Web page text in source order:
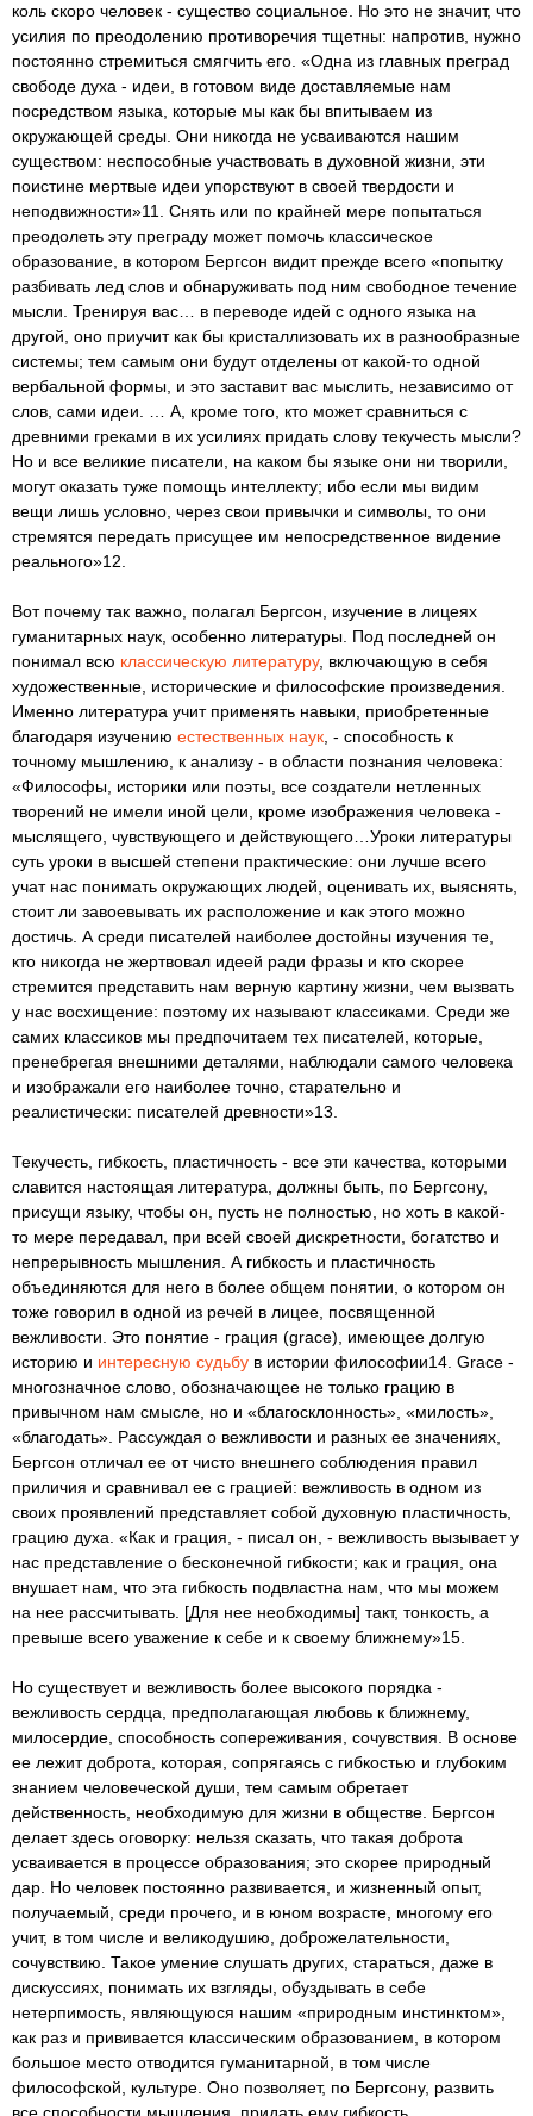
коль скоро человек - существо социальное. Но это не значит, что
усилия по преодолению противоречия тщетны: напротив, нужно
постоянно стремиться смягчить его. «Одна из главных преград
свободе духа - идеи, в готовом виде доставляемые нам
посредством языка, которые мы как бы впитываем из
окружающей среды. Они никогда не усваиваются нашим
существом: неспособные участвовать в духовной жизни, эти
поистине мертвые идеи упорствуют в своей твердости и
неподвижности»11. Снять или по крайней мере попытаться
преодолеть эту преграду может помочь классическое
образование, в котором Бергсон видит прежде всего «попытку
разбивать лед слов и обнаруживать под ним свободное течение
мысли. Тренируя вас… в переводе идей с одного языка на
другой, оно приучит как бы кристаллизовать их в разнообразные
системы; тем самым они будут отделены от какой-то одной
вербальной формы, и это заставит вас мыслить, независимо от
слов, сами идеи. … А, кроме того, кто может сравниться с
древними греками в их усилиях придать слову текучесть мысли?
Но и все великие писатели, на каком бы языке они ни творили,
могут оказать туже помощь интеллекту; ибо если мы видим
вещи лишь условно, через свои привычки и символы, то они
стремятся передать присущее им непосредственное видение
реального»12.
Вот почему так важно, полагал Бергсон, изучение в лицеях
гуманитарных наук, особенно литературы. Под последней он
понимал всю классическую литературу, включающую в себя
художественные, исторические и философские произведения.
Именно литература учит применять навыки, приобретенные
благодаря изучению естественных наук , - способность к
точному мышлению, к анализу - в области познания человека:
«Философы, историки или поэты, все создатели нетленных
творений не имели иной цели, кроме изображения человека -
мыслящего, чувствующего и действующего…Уроки литературы
суть уроки в высшей степени практические: они лучше всего
учат нас понимать окружающих людей, оценивать их, выяснять,
стоит ли завоевывать их расположение и как этого можно
достичь. А среди писателей наиболее достойны изучения те,
кто никогда не жертвовал идеей ради фразы и кто скорее
стремится представить нам верную картину жизни, чем вызвать
у нас восхищение: поэтому их называют классиками. Среди же
самих классиков мы предпочитаем тех писателей, которые,
пренебрегая внешними деталями, наблюдали самого человека
и изображали его наиболее точно, старательно и
реалистически: писателей древности»13.
Текучесть, гибкость, пластичность - все эти качества, которыми
славится настоящая литература, должны быть, по Бергсону,
присущи языку, чтобы он, пусть не полностью, но хоть в какой-
то мере передавал, при всей своей дискретности, богатство и
непрерывность мышления. А гибкость и пластичность
объединяются для него в более общем понятии, о котором он
тоже говорил в одной из речей в лицее, посвященной
вежливости. Это понятие - грация (grace), имеющее долгую
историю и интересную судьбу в истории философии14. Grace -
многозначное слово, обозначающее не только грацию в
привычном нам смысле, но и «благосклонность», «милость»,
«благодать». Рассуждая о вежливости и разных ее значениях,
Бергсон отличал ее от чисто внешнего соблюдения правил
приличия и сравнивал ее с грацией: вежливость в одном из
своих проявлений представляет собой духовную пластичность,
грацию духа. «Как и грация, - писал он, - вежливость вызывает у
нас представление о бесконечной гибкости; как и грация, она
внушает нам, что эта гибкость подвластна нам, что мы можем
на нее рассчитывать. [Для нее необходимы] такт, тонкость, а
превыше всего уважение к себе и к своему ближнему»15.
Но существует и вежливость более высокого порядка -
вежливость сердца, предполагающая любовь к ближнему,
милосердие, способность сопереживания, сочувствия. В основе
ее лежит доброта, которая, сопрягаясь с гибкостью и глубоким
знанием человеческой души, тем самым обретает
действенность, необходимую для жизни в обществе. Бергсон
делает здесь оговорку: нельзя сказать, что такая доброта
усваивается в процессе образования; это скорее природный
дар. Но человек постоянно развивается, и жизненный опыт,
получаемый, среди прочего, и в юном возрасте, многому его
учит, в том числе и великодушию, доброжелательности,
сочувствию. Такое умение слушать других, стараться, даже в
дискуссиях, понимать их взгляды, обуздывать в себе
нетерпимость, являющуюся нашим «природным инстинктом»,
как раз и прививается классическим образованием, в котором
большое место отводится гуманитарной, в том числе
философской, культуре. Оно позволяет, по Бергсону, развить